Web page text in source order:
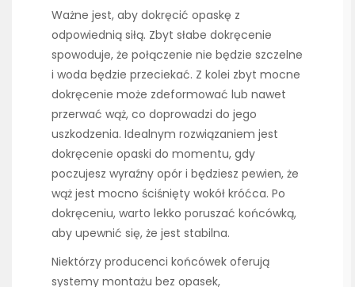
Ważne jest, aby dokręcić opaskę z
odpowiednią siłą. Zbyt słabe dokręcenie
spowoduje, że połączenie nie będzie szczelne
i woda będzie przeciekać. Z kolei zbyt mocne
dokręcenie może zdeformować lub nawet
przerwać wąż, co doprowadzi do jego
uszkodzenia. Idealnym rozwiązaniem jest
dokręcenie opaski do momentu, gdy
poczujesz wyraźny opór i będziesz pewien, że
wąż jest mocno ściśnięty wokół króćca. Po
dokręceniu, warto lekko poruszać końcówką,
aby upewnić się, że jest stabilna.
Niektórzy producenci końcówek oferują
systemy montażu bez opasek,